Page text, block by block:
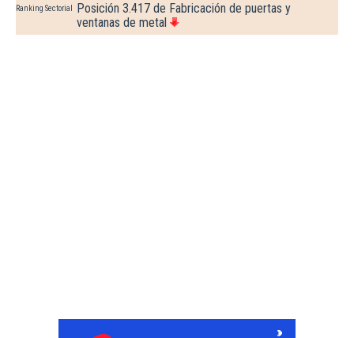
Ranking Sectorial
Posición 3.417 de Fabricación de puertas y
ventanas de metal